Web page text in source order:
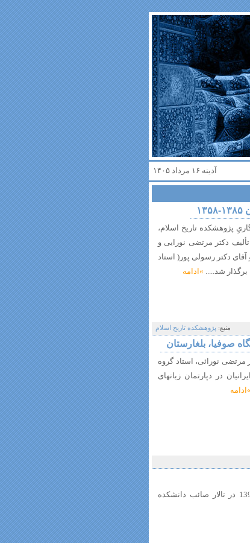
آدینه ۱۶ مرداد ۱۴۰۵
پژوهشکده تاریخ اسلام،
دکتر مرتضی نورایی و
دکتر رسولی پور( استاد
شد..... »ادامه
منبع: پژوهشکده تاریخ اسلام
صوفیا، بلغارستان
معارفه دکتر مرتضی نورائی، استاد گروه
در دپارتمان زبانهای
»ادامه
کارگاه آموزشی تاریخ شفاهی مورخ 7 و 8 آذرماه 1394 در تالار صائب دانشکده